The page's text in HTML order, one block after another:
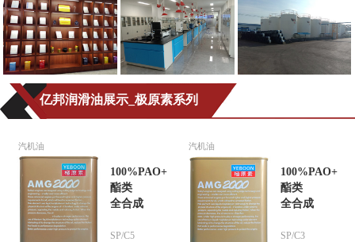
亿邦润滑油展示_极原素系列
汽机油
100%PAO+
酯类
全合成
SP/C5
汽机油
100%PAO+
酯类
全合成
SP/C3